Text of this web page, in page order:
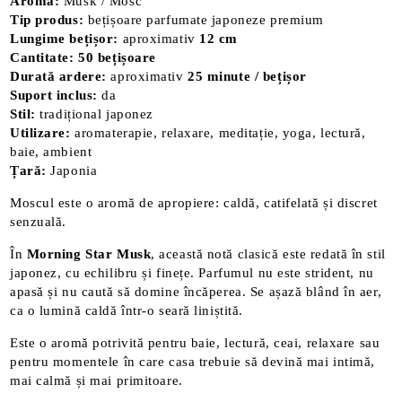
Tip produs: bețișoare parfumate japoneze premium
Lungime bețișor: aproximativ 12 cm
Cantitate: 50 bețișoare
Durată ardere: aproximativ25 minute / bețișor
Suport inclus: da
Stil: tradițional japonez
Utilizare: aromaterapie, relaxare, meditație, yoga, lectură,
baie, ambient
Țară: Japonia
Moscul este o aromă de apropiere: caldă, catifelată și discret
senzuală.
În Morning Star Musk, această notă clasică este redată în stil
japonez, cu echilibru și finețe. Parfumul nu este strident, nu
apasă și nu caută să domine încăperea. Se așază blând în aer,
ca o lumină caldă într-o seară liniștită.
Este o aromă potrivită pentru baie, lectură, ceai, relaxare sau
pentru momentele în care casa trebuie să devină mai intimă,
mai calmă și mai primitoare.